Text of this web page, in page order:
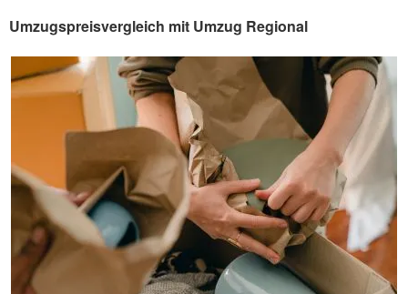
Umzugspreisvergleich mit Umzug Regional